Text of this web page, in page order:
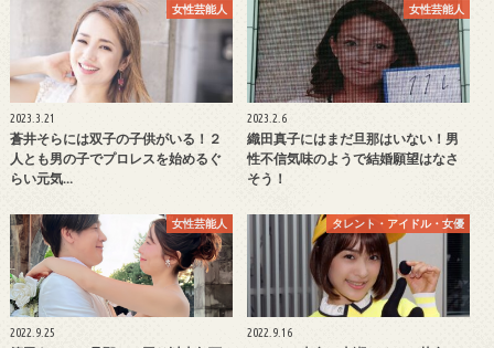
女性芸能人
2023.3.21
蒼井そらには双子の子供がいる！２
人とも男の子でプロレスを始めるぐ
らい元気…
女性芸能人
2023.2.6
織田真子にはまだ旦那はいない！男
性不信気味のようで結婚願望はなさ
そう！
女性芸能人
2022.9.25
タレント・アイドル・女優
2022.9.16